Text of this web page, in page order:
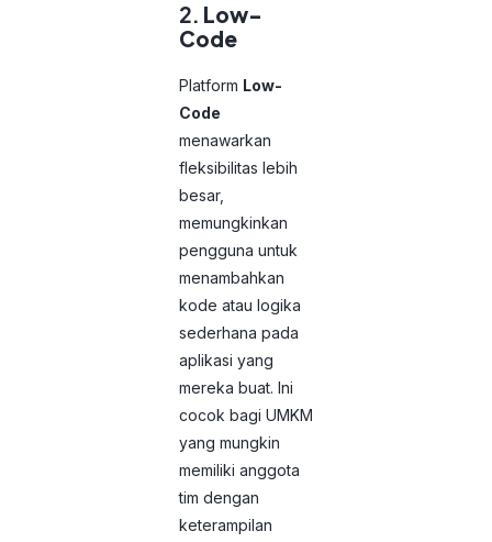
2. Low-
Code
Platform Low-
Code
menawarkan
fleksibilitas lebih
besar,
memungkinkan
pengguna untuk
menambahkan
kode atau logika
sederhana pada
aplikasi yang
mereka buat. Ini
cocok bagi UMKM
yang mungkin
memiliki anggota
tim dengan
keterampilan